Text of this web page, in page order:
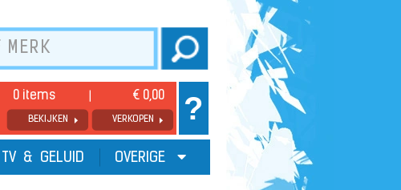
0 items € 0,00
BEKIJKEN VERKOPEN ?
TV & GELUID OVERIGE